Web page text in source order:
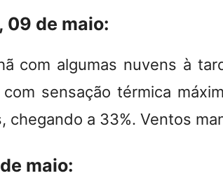
09 de maio:
com algumas nuvens à
com sensação térmica
chegando a 33%. Ventos
maio: